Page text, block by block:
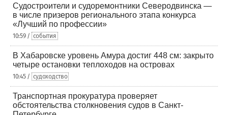
Судостроители и судоремонтники Северодвинска —
в числе призеров регионального этапа конкурса
«Лучший по профессии»
10:59 / события
В Хабаровске уровень Амура достиг 448 см: закрыто
четыре остановки теплоходов на островах
10:45 / судоходство
Транспортная прокуратура проверяет
обстоятельства столкновения судов в Санкт-